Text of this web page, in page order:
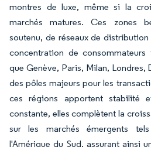
montres de luxe, même si la
marchés matures. Ces zones
soutenu, de réseaux de
concentration de
que Genève, Paris, Milan,
des pôles majeurs pour les
ces régions apportent stabilité
constante, elles complètent la
sur les marchés émergents
l'Amérique du Sud, assurant ainsi